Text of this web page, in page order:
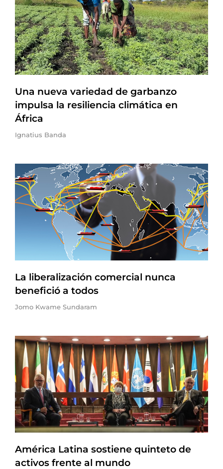
Una nueva variedad de garbanzo
impulsa la resiliencia climática en
África
Ignatius Banda
La liberalización comercial nunca
benefició a todos
Jomo Kwame Sundaram
América Latina sostiene quinteto de
activos frente al mundo